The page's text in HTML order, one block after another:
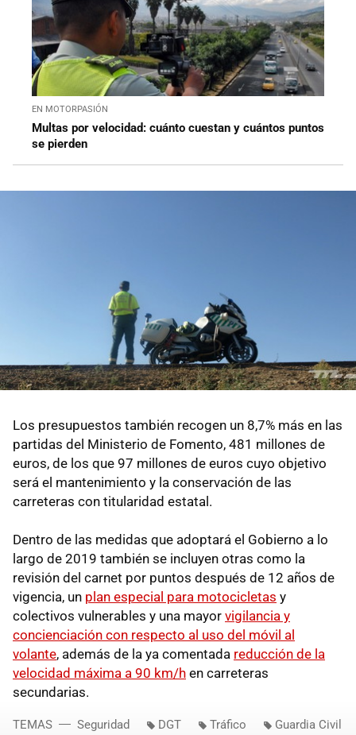
EN MOTORPASIÓN
Multas por velocidad: cuánto cuestan y cuántos puntos
se pierden
Los presupuestos también recogen un 8,7% más en las
partidas del Ministerio de Fomento, 481 millones de
euros, de los que 97 millones de euros cuyo objetivo
será el mantenimiento y la conservación de las
carreteras con titularidad estatal.
Dentro de las medidas que adoptará el Gobierno a lo
largo de 2019 también se incluyen otras como la
revisión del carnet por puntos después de 12 años de
vigencia, un plan especial para motocicletas y
colectivos vulnerables y una mayor vigilancia y
concienciación con respecto al uso del móvil al
volante, además de la ya comentada reducción de la
velocidad máxima a 90 km/h en carreteras
secundarias.
TEMAS Seguridad DGT Tráfico Guardia Civil